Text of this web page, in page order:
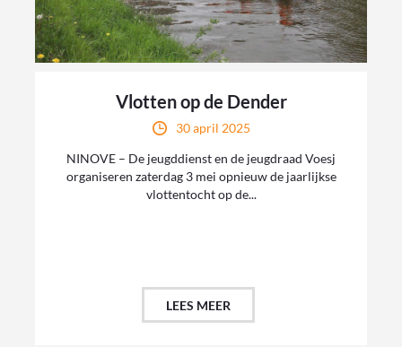
Vlotten op de Dender
30 april 2025
NINOVE – De jeugddienst en de jeugdraad Voesj
organiseren zaterdag 3 mei opnieuw de jaarlijkse
vlottentocht op de...
LEES MEER